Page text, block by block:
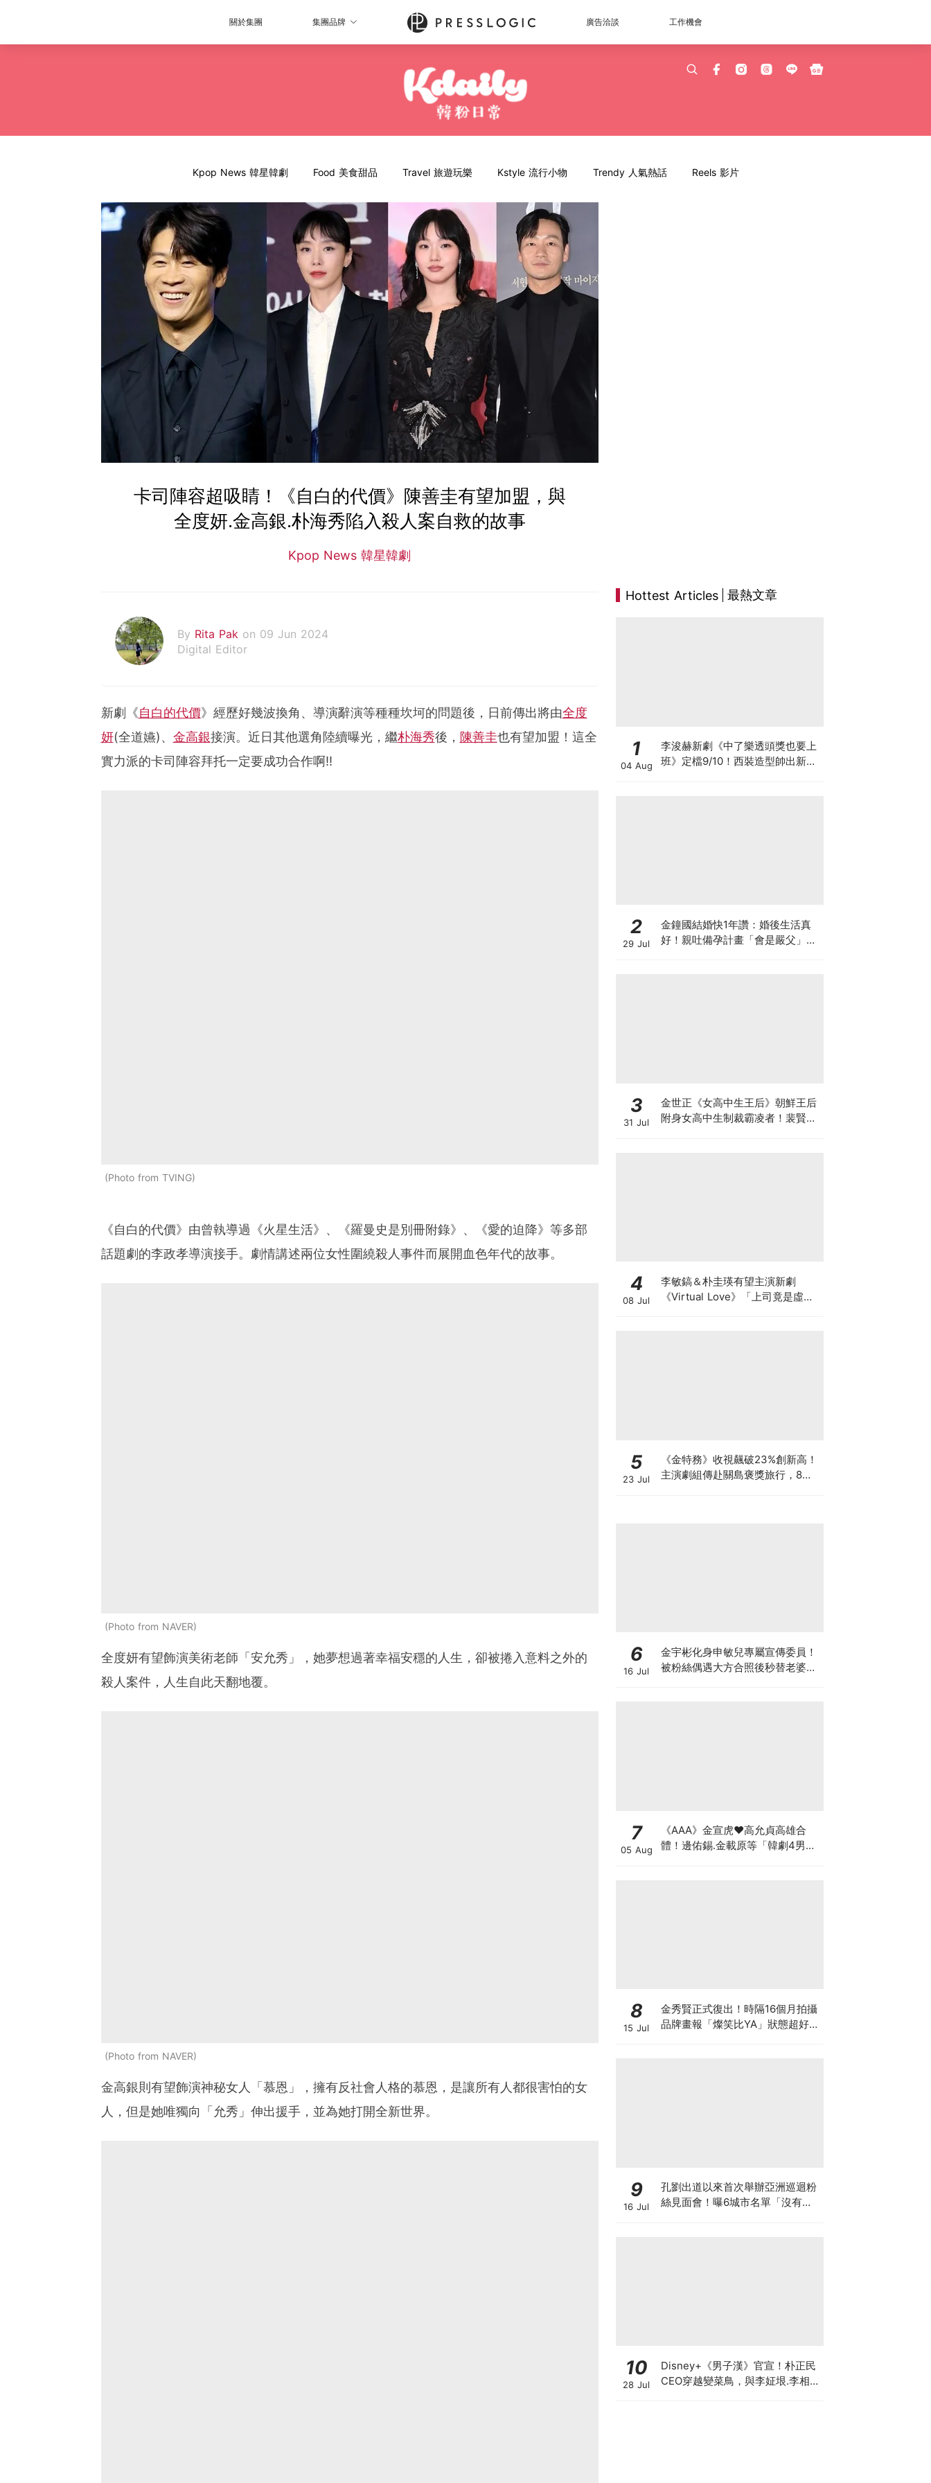
關於集團 集團品牌 廣告洽談 工作機會
Kpop News 韓星韓劇 Food 美食甜品 Travel 旅遊玩樂 Kstyle 流行小物 Trendy 人氣熱話 Reels 影片
卡司陣容超吸睛！《自白的代價》陳善圭有望加盟，與
全度妍.金高銀.朴海秀陷入殺人案自救的故事
Kpop News 韓星韓劇
By Rita Pak on 09 Jun 2024
Digital Editor
新劇《自白的代價》經歷好幾波換角、導演辭演等種種坎坷的問題後，日前傳出將由全度
妍(全道嬿)、 金高銀接演。近日其他選角陸續曝光，繼朴海秀後， 陳善圭也有望加盟！這全
實力派的卡司陣容拜托一定要成功合作啊!!
Photo from TVING
《自白的代價》由曾執導過《火星生活》、《羅曼史是別冊附錄》、《愛的迫降》等多部
話題劇的李政孝導演接手。劇情講述兩位女性圍繞殺人事件而展開血色年代的故事。
Photo from NAVER
全度妍有望飾演美術老師「安允秀」，她夢想過著幸福安穩的人生，卻被捲入意料之外的
殺人案件，人生自此天翻地覆。
Photo from NAVER
金高銀則有望飾演神秘女人「慕恩」，擁有反社會人格的慕恩，是讓所有人都很害怕的女
人，但是她唯獨向「允秀」伸出援手，並為她打開全新世界。
Hottest Articles 最熱文章
1
04 Aug
李浚赫新劇《中了樂透頭獎也要上
班》定檔9/10！西裝造型帥出新高
2
29 Jul
金鐘國結婚快1年讚：婚後生活真
好！親吐備孕計畫「會是嚴父」先
3
31 Jul
金世正《女高中生王后》朝鮮王后
附身女高中生制裁霸凌者！裴賢聖.
4
08 Jul
李敏鎬＆朴圭瑛有望主演新劇
《Virtual Love》「上司竟是虛擬
5
23 Jul
《金特務》收視飆破23%創新高！
主演劇組傳赴關島褒獎旅行，8月
6
16 Jul
金宇彬化身申敏兒專屬宣傳委員！
被粉絲偶遇大方合照後秒替老婆宣
7
05 Aug
《AAA》金宣虎♥高允貞高雄合
體！邊佑錫.金載原等「韓劇4男
8
15 Jul
金秀賢正式復出！時隔16個月拍攝
品牌畫報「燦笑比YA」狀態超好，
9
16 Jul
孔劉出道以來首次舉辦亞洲巡迴粉
絲見面會！曝6城市名單「沒有台
10
28 Jul
Disney+《男子漢》官宣！朴正民
CEO穿越變菜鳥，與李姃垠.李相